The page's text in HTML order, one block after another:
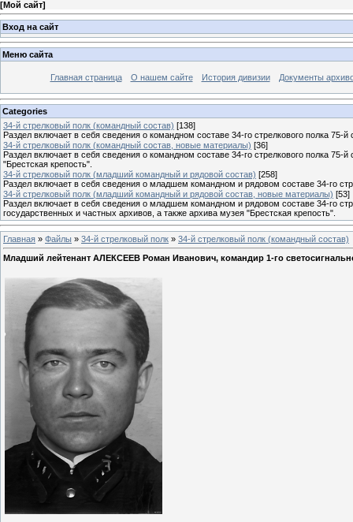
[Мой сайт]
Вход на сайт
Меню сайта
Главная страница О нашем сайте История дивизии Документы
Categories
34-й стрелковый полк (командный состав) [138]
Раздел включает в себя сведения о командном составе 34-го стрелкового полка 75-й
34-й стрелковый полк (командный состав, новые материалы) [36]
Раздел включает в себя сведения о командном составе 34-го стрелкового полка
"Брестская крепость".
34-й стрелковый полк (младший командный и рядовой состав) [258]
Раздел включает в себя сведения о младшем командном и рядовом составе 34-го
34-й стрелковый полк (младший командный и рядовой состав, новые материалы) [53]
Раздел включает в себя сведения о младшем командном и рядовом составе 34-го
государственных и частных архивов, а также архива музея "Брестская крепость".
Главная » Файлы » 34-й стрелковый полк » 34-й стрелковый полк (командный состав)
Младший лейтенант АЛЕКСЕЕВ Роман Иванович, командир 1-го